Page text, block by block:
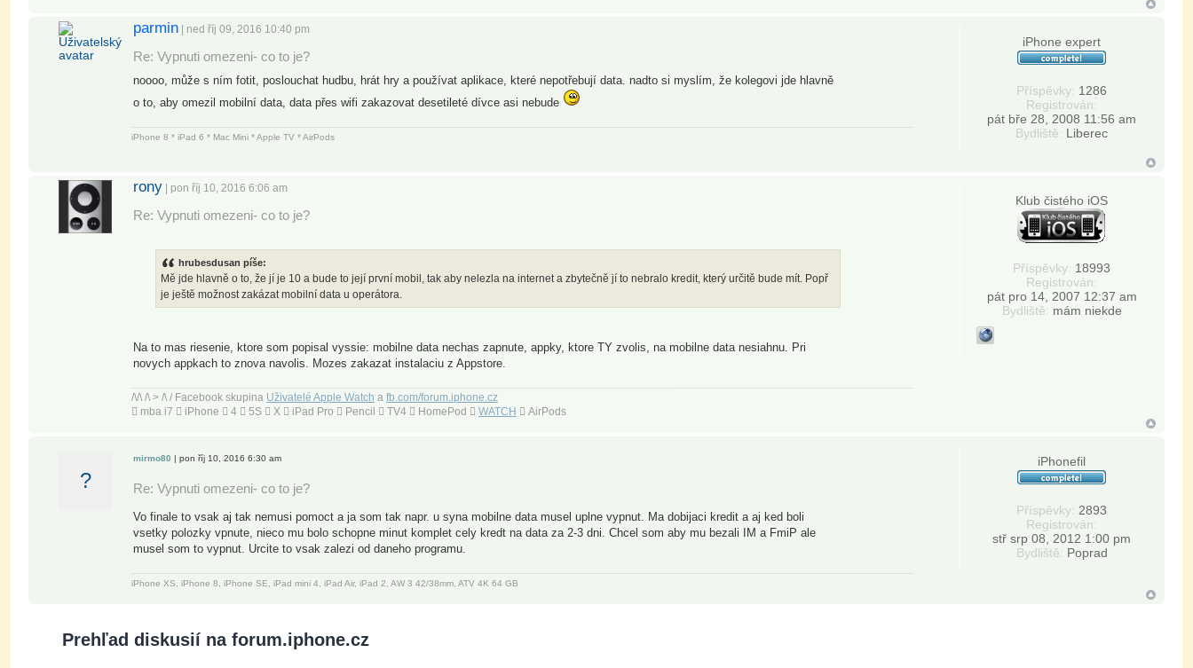
parmin | ned říj 09, 2016 10:40 pm
Re: Vypnuti omezeni- co to je?
noooo, může s ním fotit, poslouchat hudbu, hrát hry a používat aplikace, které nepotřebují data. nadto si myslím, že kolegovi jde hlavně
o to, aby omezil mobilní data, data přes wifi zakazovat desetileté dívce asi nebude
iPhone 8 * iPad 6 * Mac Mini * Apple TV * AirPods
iPhone expert
Příspěvky: 1286
Registrován:
pát bře 28, 2008 11:56 am
Bydliště: Liberec
rony | pon říj 10, 2016 6:06 am
Re: Vypnuti omezeni- co to je?
hrubesdusan píše:
Mě jde hlavně o to, že jí je 10 a bude to její první mobil, tak aby nelezla na internet a zbytečně jí to nebralo kredit, který určitě bude mít. Popř
je ještě možnost zakázat mobilní data u operátora.
Na to mas riesenie, ktore som popisal vyssie: mobilne data nechas zapnute, appky, ktore TY zvolis, na mobilne data nesiahnu. Pri
novych appkach to znova navolis. Mozes zakazat instalaciu z Appstore.
/\/\ /\ > /\ / Facebook skupina Uživatelé Apple Watch a fb.com/forum.iphone.cz
 mba i7  iPhone  4  5S  X  iPad Pro  Pencil  TV4  HomePod  WATCH  AirPods
Klub čistého iOS
Příspěvky: 18993
Registrován:
pát pro 14, 2007 12:37 am
Bydliště: mám niekde
?
mirmo80 | pon říj 10, 2016 6:30 am
Re: Vypnuti omezeni- co to je?
Vo finale to vsak aj tak nemusi pomoct a ja som tak napr. u syna mobilne data musel uplne vypnut. Ma dobijaci kredit a aj ked boli
vsetky polozky vpnute, nieco mu bolo schopne minut komplet cely kredt na data za 2-3 dni. Chcel som aby mu bezali IM a FmiP ale
musel som to vypnut. Urcite to vsak zalezi od daneho programu.
iPhone XS, iPhone 8, iPhone SE, iPad mini 4, iPad Air, iPad 2, AW 3 42/38mm, ATV 4K 64 GB
iPhonefil
Příspěvky: 2893
Registrován:
stř srp 08, 2012 1:00 pm
Bydliště: Poprad
Prehľad diskusií na forum.iphone.cz